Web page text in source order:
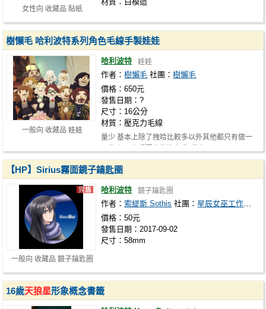
女性向 收藏品 貼紙
一般向 收藏品 娃娃
樹懶毛 哈利波特系列角色毛線手製娃娃
哈利波特 娃娃
作者：樹懶毛 社團：樹懶毛
價格：650元
發售日期：?
尺寸：16公分
材質：壓克力毛線
量少 基本上除了拽哈比較多以外其他都只有做一
一般向 收藏品 鏡子鑰匙圈
【HP】Sirius霧面鏡子鑰匙圈
哈利波特 鏡子鑰匙圈
作者：索緹斯 Sothis 社團：星辰女巫工作室 Starlight Witch Studio
價格：50元
發售日期：2017-09-02
尺寸：58mm
16歲天狼星形象概念書籤